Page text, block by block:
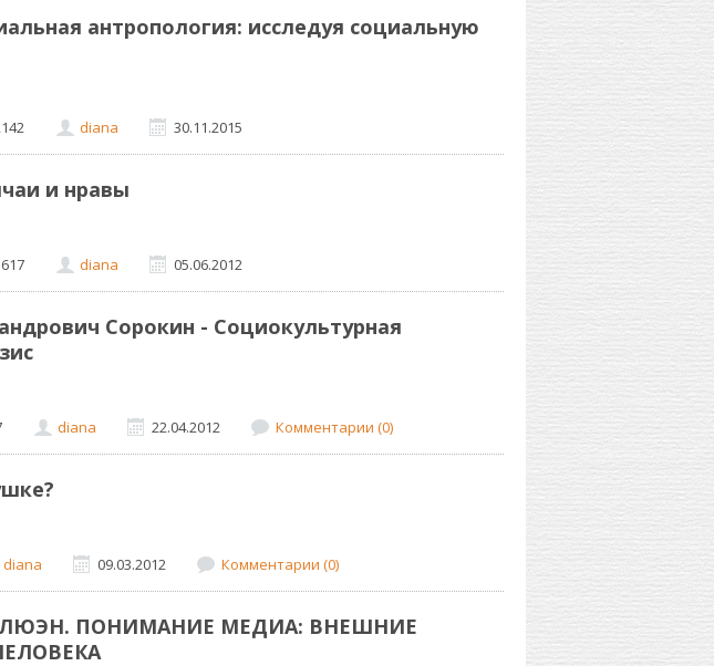
антропология: исследуя социальную
diana 30.11.2015
и нравы
diana 05.06.2012
Сорокин - Социокультурная
diana 22.04.2012 Комментарии (0)
diana 09.03.2012 Комментарии (0)
ПОНИМАНИЕ МЕДИА: ВНЕШНИЕ